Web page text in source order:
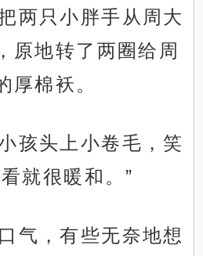
两只小胖手从周大
原地转了两圈给周
厚棉袄。
孩头上小卷毛，笑
就很暖和。”
气，有些无奈地想